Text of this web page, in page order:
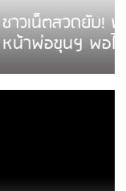
วงมาลัย